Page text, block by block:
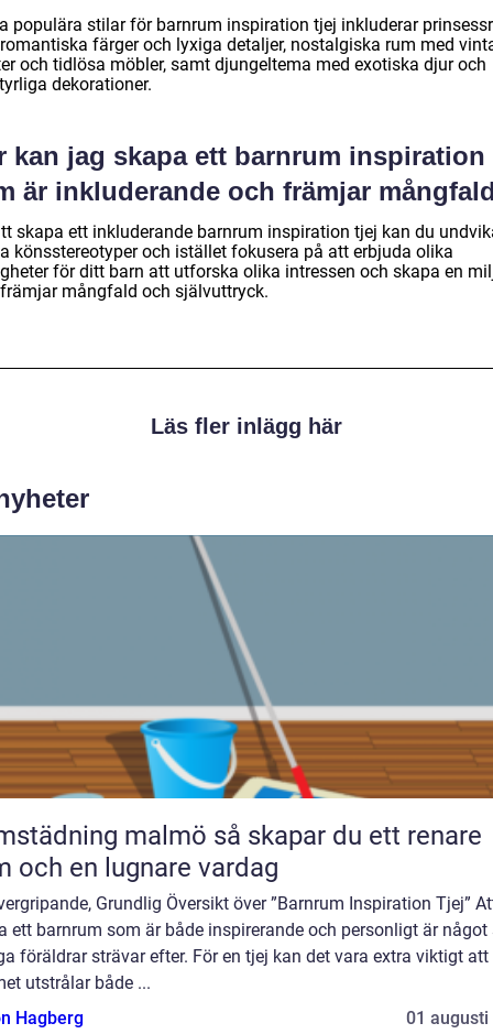
populära stilar för barnrum inspiration tjej inkluderar
färger och lyxiga detaljer, nostalgiska rum med
och tidlösa möbler, samt djungeltema med exotiska djur och
dekorationer.
kan jag skapa ett barnrum inspiration
är inkluderande och främjar
skapa ett inkluderande barnrum inspiration tjej kan du
könsstereotyper och istället fokusera på att erbjuda olika
för ditt barn att utforska olika intressen och skapa en
mångfald och självuttryck.
Läs fler inlägg här
malmö så skapar du ett renare
och en lugnare vardag
Grundlig Översikt över ”Barnrum Inspiration Tjej”
ett barnrum som är både inspirerande och personligt är något
föräldrar strävar efter. För en tjej kan det vara extra viktigt att
utstrålar både ...
Hagberg
01 augusti